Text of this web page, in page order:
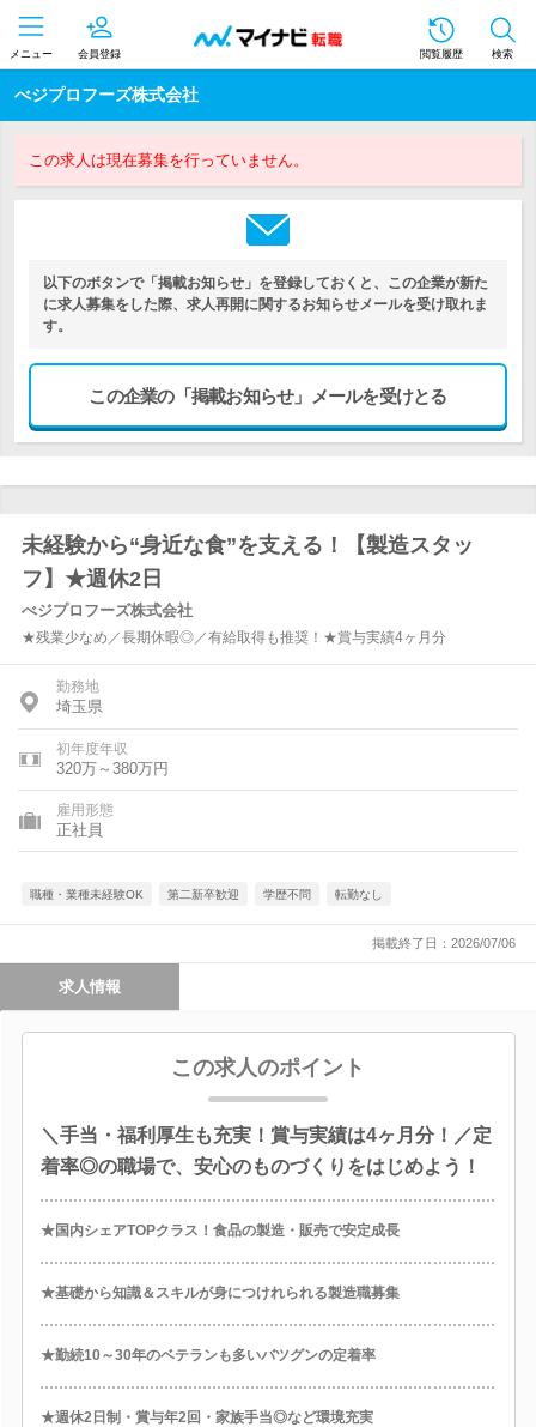
メニュー 会員登録 閲覧履歴 検索
べジプロフーズ株式会社
この求人は現在募集を行っていません。
以下のボタンで「掲載お知らせ」を登録しておくと、この企業が新た
に求人募集をした際、求人再開に関するお知らせメールを受け取れま
す。
この企業の「掲載お知らせ」メールを受けとる
未経験から“身近な食”を支える！【製造スタッ
フ】★週休2日
べジプロフーズ株式会社
★残業少なめ／長期休暇◎／有給取得も推奨！★賞与実績4ヶ月分
勤務地
埼玉県
初年度年収
320万～380万円
雇用形態
正社員
職種・業種未経験OK 第二新卒歓迎 学歴不問 転勤なし
掲載終了日：2026/07/06
求人情報
この求人のポイント
＼手当・福利厚生も充実！賞与実績は4ヶ月分！／定
着率◎の職場で、安心のものづくりをはじめよう！
★国内シェアTOPクラス！食品の製造・販売で安定成長
★基礎から知識＆スキルが身につけれられる製造職募集
★勤続10～30年のベテランも多いバツグンの定着率
★週休2日制・賞与年2回・家族手当◎など環境充実